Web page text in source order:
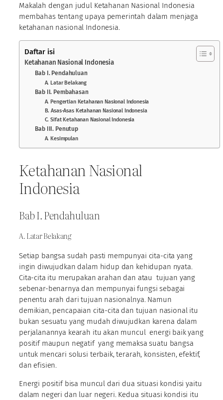
Makalah dengan judul Ketahanan Nasional Indonesia
membahas tentang upaya pemerintah dalam menjaga
ketahanan nasional Indonesia.
Daftar isi
Ketahanan Nasional Indonesia
Bab I. Pendahuluan
A. Latar Belakang
Bab II. Pembahasan
A. Pengertian Ketahanan Nasional Indonesia
B. Asas-Asas Ketahanan Nasional Indonesia
C. Sifat Ketahanan Nasional Indonesia
Bab III. Penutup
A. Kesimpulan
Ketahanan Nasional
Indonesia
Bab I. Pendahuluan
A. Latar Belakang
Setiap bangsa sudah pasti mempunyai cita-cita yang
ingin diwujudkan dalam hidup dan kehidupan nyata.
Cita-cita itu merupakan arahan dan atau tujuan yang
sebenar-benarnya dan mempunyai fungsi sebagai
penentu arah dari tujuan nasionalnya. Namun
demikian, pencapaian cita-cita dan tujuan nasional itu
bukan sesuatu yang mudah diwujudkan karena dalam
perjalanannya kearah itu akan muncul energi baik yang
positif maupun negatif yang memaksa suatu bangsa
untuk mencari solusi terbaik, terarah, konsisten, efektif,
dan efisien.
Energi positif bisa muncul dari dua situasi kondisi yaitu
dalam negeri dan luar negeri. Kedua situasi kondisi itu